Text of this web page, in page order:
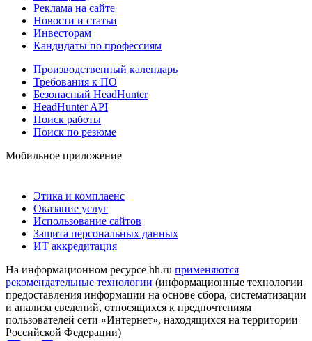
Реклама на сайте
Новости и статьи
Инвесторам
Кандидаты по профессиям
Производственный календарь
Требования к ПО
Безопасный HeadHunter
HeadHunter API
Поиск работы
Поиск по резюме
Мобильное приложение
Этика и комплаенс
Оказание услуг
Использование сайтов
Защита персональных данных
ИТ аккредитация
На информационном ресурсе hh.ru применяются
рекомендательные технологии (информационные технологии
предоставления информации на основе сбора, систематизации
и анализа сведений, относящихся к предпочтениям
пользователей сети «Интернет», находящихся на территории
Российской Федерации)